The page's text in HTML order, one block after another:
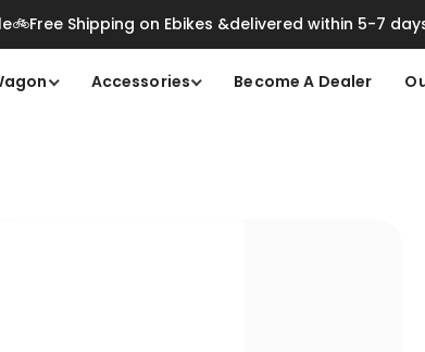
Shipping on Ebikes &delivered within 5-7
Accessories Become A Dealer